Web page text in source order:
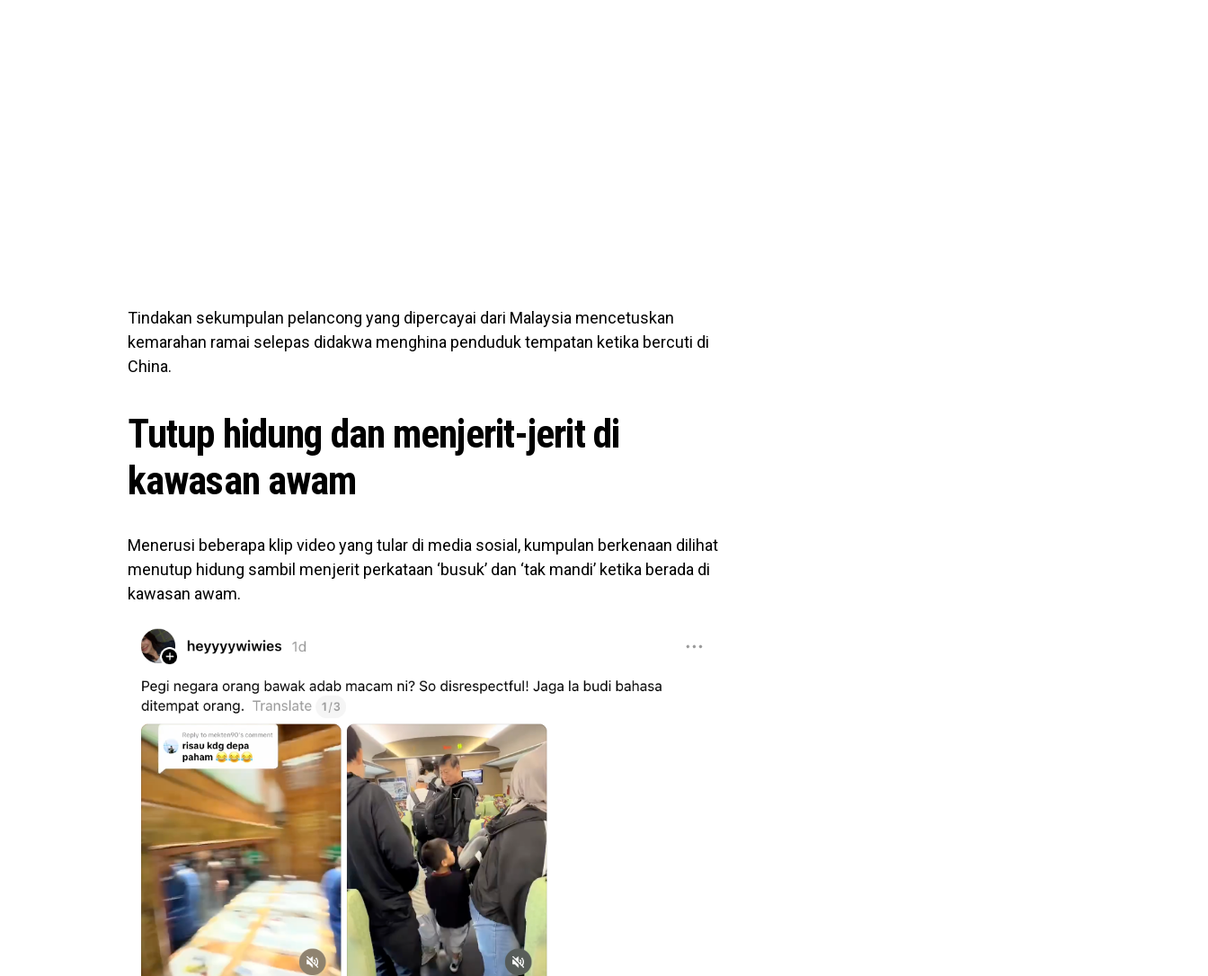
Tindakan sekumpulan pelancong yang dipercayai dari Malaysia mencetuskan
kemarahan ramai selepas didakwa menghina penduduk tempatan ketika bercuti di
China.
Tutup hidung dan menjerit-jerit di
kawasan awam
Menerusi beberapa klip video yang tular di media sosial, kumpulan berkenaan dilihat
menutup hidung sambil menjerit perkataan ‘busuk’ dan ‘tak mandi’ ketika berada di
kawasan awam.